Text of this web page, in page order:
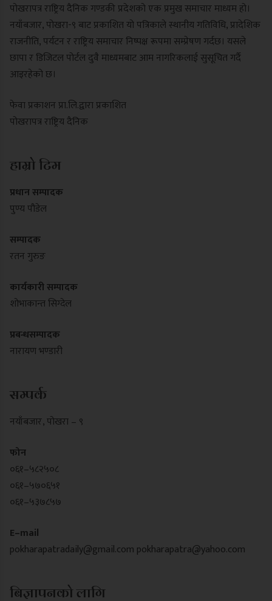
पोखरापत्र राष्ट्रिय दैनिक गण्डकी प्रदेशको एक प्रमुख समाचार माध्यम हो।
नयाँबजार, पोखरा-९ बाट प्रकाशित यो पत्रिकाले स्थानीय गतिविधि, प्रादेशिक
राजनीति, पर्यटन र राष्ट्रिय समाचार निष्पक्ष रूपमा सम्प्रेषण गर्दछ। यसले
छापा र डिजिटल पोर्टल दुवै माध्यमबाट आम नागरिकलाई सुसूचित गर्दै
आइरहेको छ।
फेवा प्रकाशन प्रा.लि.द्वारा प्रकाशित
पोखरापत्र राष्ट्रिय दैनिक
हाम्रो टिम
प्रधान सम्पादक
पुण्य पौडेल
सम्पादक
रतन गुरुङ
कार्यकारी सम्पादक
शोभाकान्त सिग्देल
प्रबन्धसम्पादक
नारायण भण्डारी
सम्पर्क
नयाँबजार , पोखरा – ९
फोन
०६१–५८२५०८
०६१–५७०६५१
०६१–५३७८५७
E–mail
pokharapatradaily@gmail.com pokharapatra@yahoo.com
बिज्ञापनको लागि